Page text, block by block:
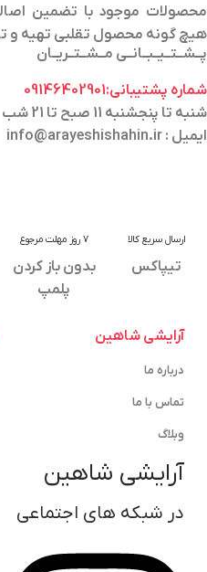
محصولات موجود با تضمین
هیچ گونه محصول تقلبی تهیه و
پــشــتــیــبــانــی مــشــتــریــان
شماره پشتیبانی:09146402901
شنبه تا پنجشنبه 11 صبح تا 21 شب
ایمیل : info@arayeshishahin.ir
ارسال سریع کالا
تیپاکس
7 روز مهلت مرجوع
بدون باز کردن
پلمپ
آرایشی شاهین
درباره ما
تماس با ما
وبلاگ
آرایشی شاهین
در شبکه های اجتماعی